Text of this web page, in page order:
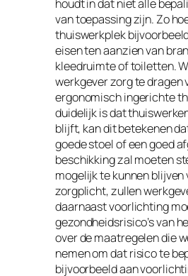
houdt in dat niet alle
van toepassing zijn. Zo
thuiswerkplek
eisen ten aanzien van
kleedruimte of toiletten.
werkgever zorg te dragen
ergonomisch ingerichte
duidelijk is dat
blijft, kan dit betekenen
goede stoel of een goed
beschikking zal moeten
mogelijk te kunnen blijven
zorgplicht, zullen
daarnaast voorlichting
gezondheidsrisico’s van
over de maatregelen die
nemen om dat risico te
bijvoorbeeld aan